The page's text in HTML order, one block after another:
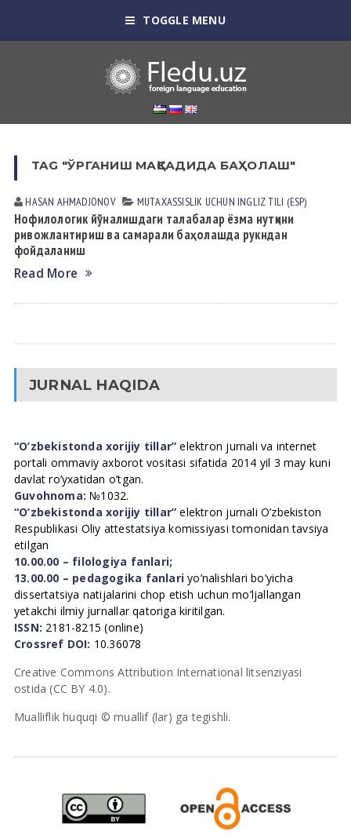
TOGGLE MENU
TAG "ЎРГАНИШ МАҚСАДИДА БАҲОЛАШ"
HASAN АHMАDJONOV MUTАXАSSISLIK UCHUN INGLIZ TILI (ESP)
Нофилологик йўналишдаги талабалар ёзма нутқини
ривожлантириш ва самарали баҳолашда рукндан
фойдаланиш
Read More
JURNAL HAQIDA
“O’zbekistonda xorijiy tillar” elektron jurnali va internet
portali ommaviy axborot vositasi sifatida 2014 yil 3 may kuni
davlat ro’yxatidan o’tgan.
Guvohnoma: №1032.
“O’zbekistonda xorijiy tillar” elektron jurnali O’zbekiston
Respublikasi Oliy attestatsiya komissiyasi tomonidan tavsiya
etilgan
10.00.00 – filologiya fanlari;
13.00.00 – pedagogika fanlari yo’nalishlari bo’yicha
dissertatsiya natijalarini chop etish uchun mo’ljallangan
yetakchi ilmiy jurnallar qatoriga kiritilgan.
ISSN: 2181-8215 (online)
Crossref DOI: 10.36078
Creative Commons Attribution International litsenziyasi
ostida (CC BY 4.0).
Mualliflik huquqi © muallif (lar) ga tegishli.